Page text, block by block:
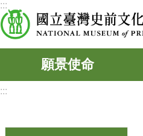
跳到主要內容區塊
:::
願景使命
:::